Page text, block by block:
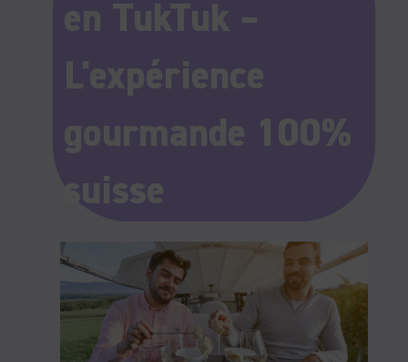
en TukTuk –
L'expérience
gourmande 100%
suisse